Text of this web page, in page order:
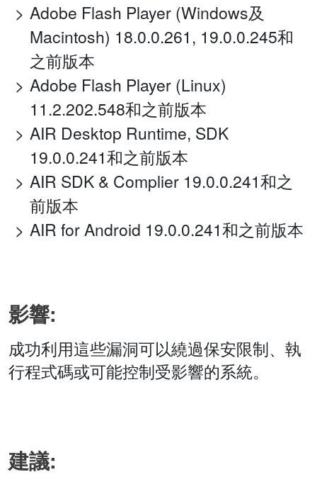
Adobe Flash Player (Windows及
Macintosh) 18.0.0.261, 19.0.0.245和
之前版本
Adobe Flash Player (Linux)
11.2.202.548和之前版本
AIR Desktop Runtime, SDK
19.0.0.241和之前版本
AIR SDK & Complier 19.0.0.241和之
前版本
AIR for Android 19.0.0.241和之前版本
影響:
成功利用這些漏洞可以繞過保安限制、執
行程式碼或可能控制受影響的系統。
建議: